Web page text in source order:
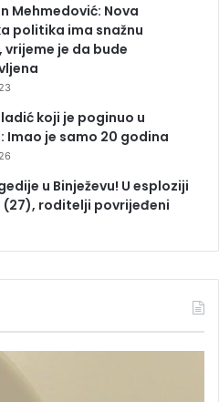
Mehmedović: Nova
politika ima snažnu
vrijeme je da bude
koji je poginuo u
Imao je samo 20 godina
u Binježevu! U esploziji
(27), roditelji povrijeđeni